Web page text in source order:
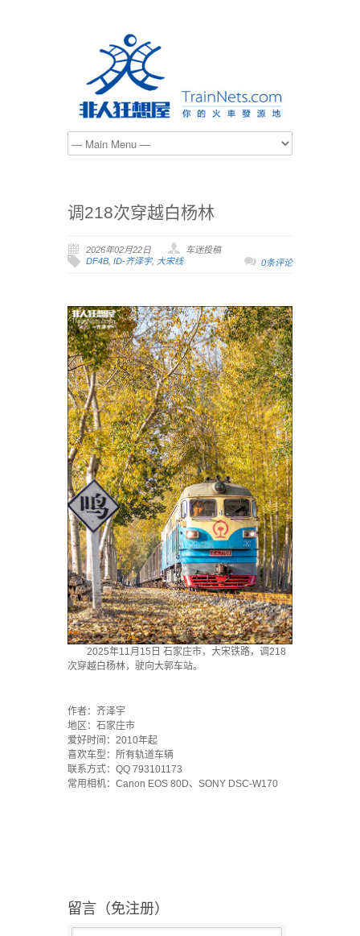
调218次穿越白杨林
2026年02月22日
车迷投稿
DF4B, ID-齐泽宇, 大宋线 0条评论
2025年11月15日 石家庄市，大宋铁路，调218
次穿越白杨林，驶向大郭车站。
作者：齐泽宇
地区：石家庄市
爱好时间：2010年起
喜欢车型：所有轨道车辆
联系方式：QQ 793101173
常用相机：Canon EOS 80D、SONY DSC-W170
留言（免注册）